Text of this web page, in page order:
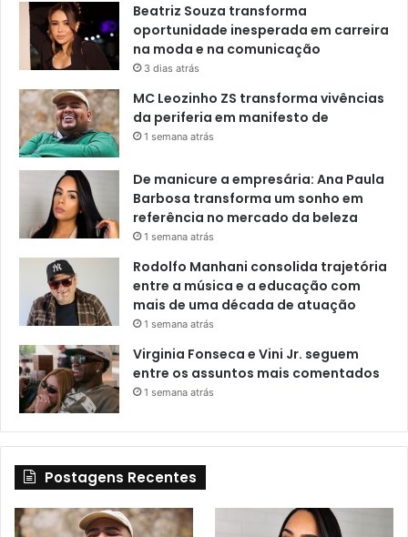
Beatriz Souza transforma
oportunidade inesperada em carreira
na moda e na comunicação
3 dias atrás
MC Leozinho ZS transforma vivências
da periferia em manifesto de
1 semana atrás
De manicure a empresária: Ana Paula
Barbosa transforma um sonho em
referência no mercado da beleza
1 semana atrás
Rodolfo Manhani consolida trajetória
entre a música e a educação com
mais de uma década de atuação
1 semana atrás
Virginia Fonseca e Vini Jr. seguem
entre os assuntos mais comentados
1 semana atrás
Postagens Recentes